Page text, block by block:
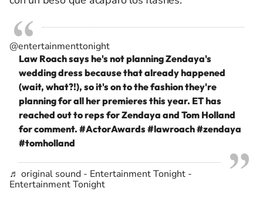
@entertainmenttonight
Law Roach says he's not planning Zendaya's
wedding dress because that already happened
(wait, what?!), so it's on to the fashion they're
planning for all her premieres this year. ET has
reached out to reps for Zendaya and Tom Holland
for comment. #ActorAwards#lawroach#zendaya
#tomholland
♬ original sound - Entertainment Tonight -
Entertainment Tonight